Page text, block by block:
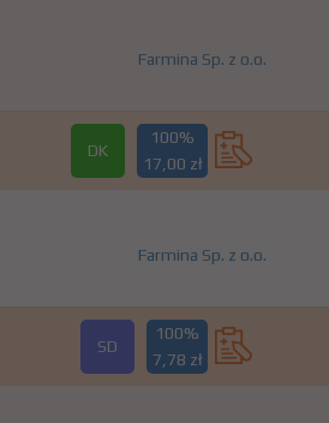
Farmina Sp. z o.o.
DK
100%
17,00 zł
Farmina Sp. z o.o.
SD
100%
7,78 zł